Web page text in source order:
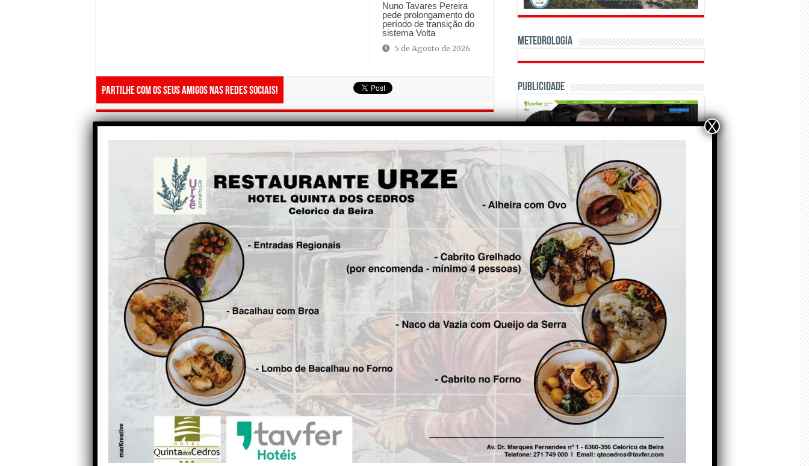
Nuno Tavares Pereira
pede prolongamento do
período de transição do
sistema Volta
5 de Agosto de 2026
Partilhe com os seus amigos nas redes sociais!
Águas Públicas da Serra da
Estrela (Seia, Gouveia e
Oliveira do Hospital)
implementam novo modelo
de facturação
EM503 em Meruge já se
encontra transitável após
deslizamento de terras
Meteorologia
Publicidade
OPINIÃO E CRÓNICAS
Matraquilhos… Autor:
Fernando Roldão
6 de Agosto de 2026
A marca Sporting em
todo o mundo está a
crescer atrás de
Ronaldo. Autor: Paulo
Freitas do Amaral
5 de Agosto de 2026
Falso crescimento…
Autor: Nuno Pereira
1 de Agosto de 2026
Tadei Pogacar vence o
“Tour” – A “Volta a
França em Bicicleta”
pela quinta vez! Autor:
João Dinis
X